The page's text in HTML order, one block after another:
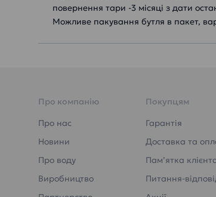
повернення тари -3 місяці з дати
Можливе пакування бутля в пакет,
Про компанію
Про нас
Новини
Про воду
Виробництво
Покупцям
Гарантія
Доставка та
Пам’ятка
Питання-